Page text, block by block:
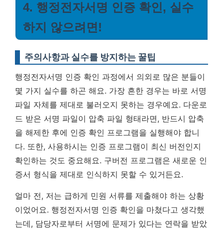
4. 행정전자서명 인증 확인, 실수
하지 않으려면!
주의사항과 실수를 방지하는 꿀팁
행정전자서명 인증 확인 과정에서 의외로 많은 분들이
몇 가지 실수를 하곤 해요. 가장 흔한 경우는 바로 서명
파일 자체를 제대로 불러오지 못하는 경우예요. 다운로
드 받은 서명 파일이 압축 파일 형태라면, 반드시 압축
을 해제한 후에 인증 확인 프로그램을 실행해야 합니
다. 또한, 사용하시는 인증 프로그램이 최신 버전인지
확인하는 것도 중요해요. 구버전 프로그램은 새로운 인
증서 형식을 제대로 인식하지 못할 수 있거든요.
얼마 전, 저는 급하게 민원 서류를 제출해야 하는 상황
이었어요. 행정전자서명 인증 확인을 마쳤다고 생각했
는데, 담당자로부터 서명에 문제가 있다는 연락을 받았